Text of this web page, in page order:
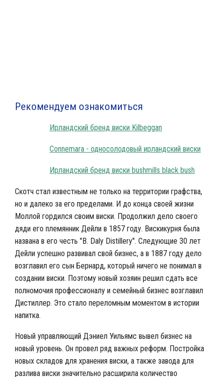
Рекомендуем ознакомиться
Ирландский бренд виски Kilbeggan
Connemara - односолодовый ирландский виски
Ирландский бренд виски bushmills black bush
Скотч стал известным не только на территории графства,
но и далеко за его пределами. И до конца своей жизни
Моллой гордился своим виски. Продолжил дело своего
дяди его племянник Дейли в 1857 году. Вискикурня была
названа в его честь "B. Daly Distillery". Следующие 30 лет
Дейли успешно развивал свой бизнес, а в 1887 году дело
возглавил его сын Бернард, который ничего не понимал в
создании виски. Поэтому новый хозяин решил сдать все
полномочия профессионалу и семейный бизнес возглавил
Дистиллер. Это стало переломным моментом в истории
напитка.
Новый управляющий Дэниел Уильямс вывел бизнес на
новый уровень. Он провел ряд важных реформ. Постройка
новых складов для хранения виски, а также завода для
разлива виски значительно расширила количество